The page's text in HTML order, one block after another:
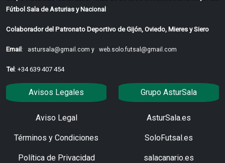
Fútbol Sala de Asturias y Nacional
Colaborador del Patronato Deportivo de Gijón, Oviedo, Mieres y Siero
Email: astursala@gmail.com y web.solo.futsal@gmail.com
Tel: +34 639 407 454
Avisos Legales
Aviso Legal
Términos y Condiciones
Política de Privacidad
Grupo AsturSala
AsturSala.es
SoloFutsal.es
salacanario.es